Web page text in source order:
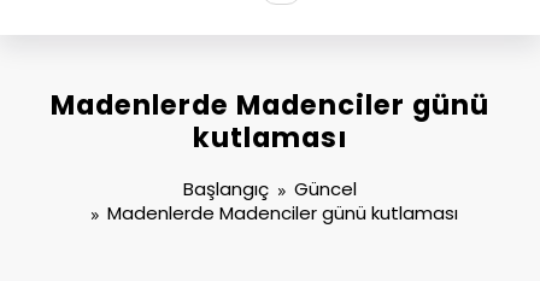
Madenlerde Madenciler günü
kutlaması
Başlangıç
Güncel
Madenlerde Madenciler günü kutlaması